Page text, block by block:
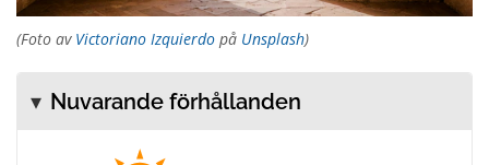
(Foto av Victoriano Izquierdo på Unsplash)
Nuvarande förhållanden